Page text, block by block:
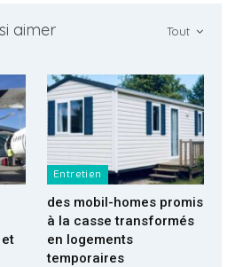
Tout
aimer
Entretien
des mobil-homes promis
à la casse transformés
en logements
temporaires